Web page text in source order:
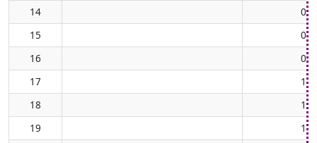
14
15
16
17
18
19